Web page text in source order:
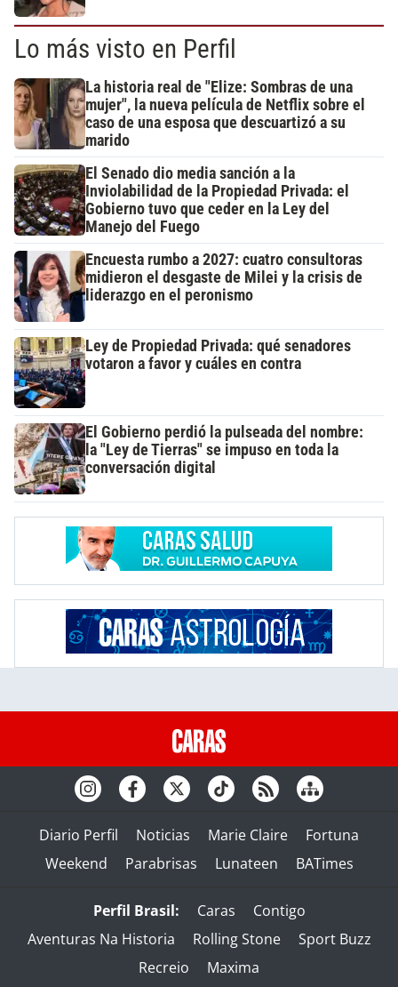
Lo más visto en Perfil
La historia real de "Elize: Sombras de una
mujer", la nueva película de Netflix sobre el
caso de una esposa que descuartizó a su
marido
El Senado dio media sanción a la
Inviolabilidad de la Propiedad Privada: el
Gobierno tuvo que ceder en la Ley del
Manejo del Fuego
Encuesta rumbo a 2027: cuatro consultoras
midieron el desgaste de Milei y la crisis de
liderazgo en el peronismo
Ley de Propiedad Privada: qué senadores
votaron a favor y cuáles en contra
El Gobierno perdió la pulseada del nombre:
la "Ley de Tierras" se impuso en toda la
conversación digital
Diario Perfil Noticias Marie Claire
Fortuna
Weekend
Parabrisas Lunateen BATimes
Perfil Brasil: Caras
Contigo
Aventuras Na Historia
Rolling Stone
Sport Buzz
Recreio
Maxima